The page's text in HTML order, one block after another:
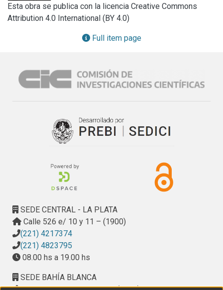
Doctorales 2021 (BDOC21.B)
- Anexo 2.2.1: Formulario convocatoria al Concurso de
Esta obra se publica con la licencia Creative Commons
Attribution 4.0 International (BY 4.0)
Full item page
SEDE CENTRAL - LA PLATA
Calle 526 e/ 10 y 11 – (1900)
(221) 4217374
(221) 4823795
08.00 hs a 19.00 hs
SEDE BAHÍA BLANCA